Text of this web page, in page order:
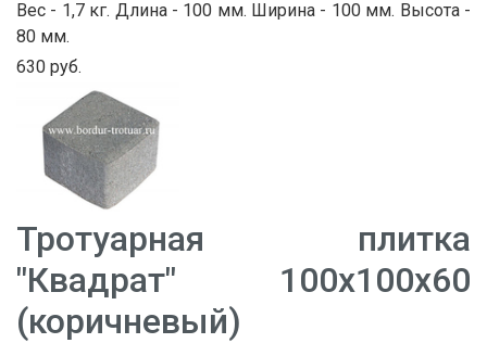
Вес - 1,7 кг. Длина - 100 мм. Ширина - 100 мм. Высота -
80 мм.
630 руб.
Тротуарная плитка
"Квадрат" 100х100х60
(коричневый)